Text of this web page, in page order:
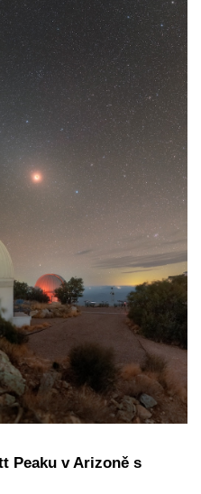
Peaku v Arizoně s